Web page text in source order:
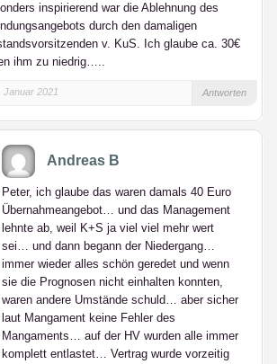
inspirierend war die Ablehnung des
durch den damaligen
v. KuS. Ich glaube ca. 30€
ihm zu niedrig…..
Januar 2021 Antworten
Andreas B
Peter, ich glaube das waren damals 40 Euro
Übernahmeangebot… und das Management
lehnte ab, weil K+S ja viel viel mehr wert
sei… und dann begann der Niedergang…
immer wieder alles schön geredet und wenn
sie die Prognosen nicht einhalten konnten,
waren andere Umstände schuld… aber sicher
laut Mangament keine Fehler des
Mangaments… auf der HV wurden alle immer
komplett entlastet… Vertrag wurde vorzeitig